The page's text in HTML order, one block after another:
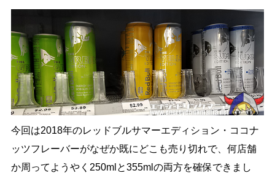
今回は2018年のレッドブルサマーエディション・ココナ
ッツフレーバーがなぜか既にどこも売り切れで、何店舗
か周ってようやく250mlと355mlの両方を確保できまし